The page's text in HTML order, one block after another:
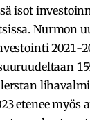
isot
Nurmon
2021-
etenee myös